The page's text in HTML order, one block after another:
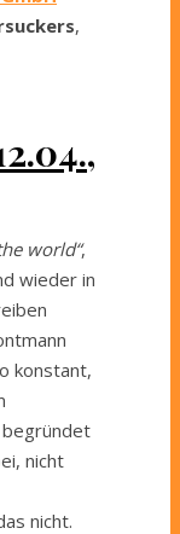
,
world“,
wieder in
konstant,
begründet
nicht
nicht.